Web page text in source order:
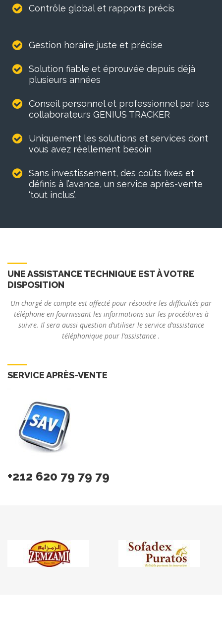
Contrôle global et rapports précis
Gestion horaire juste et précise
Solution fiable et éprouvée depuis déjà
plusieurs années
Conseil personnel et professionnel par les
collaborateurs GENIUS TRACKER
Uniquement les solutions et services dont
vous avez réellement besoin
Sans investissement, des coûts fixes et
définis à l’avance, un service après-vente
‘tout inclus’.
UNE ASSISTANCE TECHNIQUE EST À VOTRE
DISPOSITION
Un chargé de compte est affecté pour résoudre les difficultés par
téléphone en fournissant les informations sur les procédures à
suivre. Il sera aussi question d’utiliser le service d’assistance
téléphonique pour l’assistance .
SERVICE APRÈS-VENTE
+212 620 79 79 79